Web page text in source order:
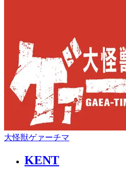
大怪獣ゲァーチマ
KENT